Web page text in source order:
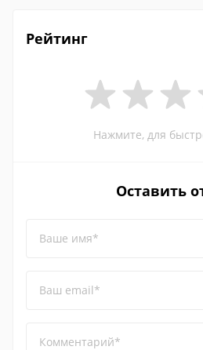
Рейтинг
Нажмите, для
Оставить
Ваше имя*
Ваш email*
Комментарий*